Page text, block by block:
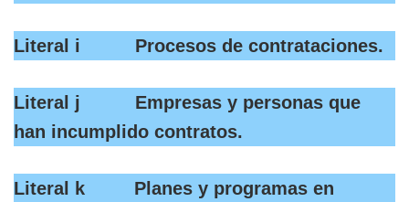
Literal i Procesos de contrataciones.
Literal j Empresas y personas que
han incumplido contratos.
Literal k Planes y programas en